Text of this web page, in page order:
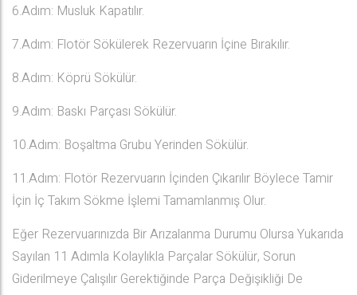
6.Adım: Musluk Kapatılır.
7.Adım: Flotör Sökülerek Rezervuarın İçine Bırakılır.
8.Adım: Köprü Sökülür.
9.Adım: Baskı Parçası Sökülür.
10.Adım: Boşaltma Grubu Yerinden Sökülür.
11.Adım: Flotör Rezervuarın İçinden Çıkarılır Böylece Tamir
İçin İç Takım Sökme İşlemi Tamamlanmış Olur.
Eğer Rezervuarınızda Bir Arızalanma Durumu Olursa Yukarıda
Sayılan 11 Adımla Kolaylıkla Parçalar Sökülür, Sorun
Giderilmeye Çalışılır Gerektiğinde Parça Değişikliği De